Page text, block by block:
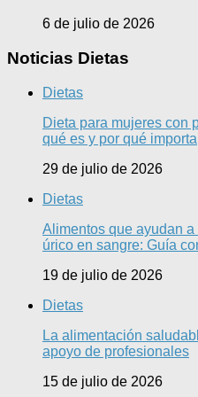
6 de julio de 2026
Noticias Dietas
Dietas
Dieta para mujeres con
qué es y por qué importa
29 de julio de 2026
Dietas
Alimentos que ayudan
úrico en sangre: Guía
19 de julio de 2026
Dietas
La alimentación
apoyo de profesionales
15 de julio de 2026